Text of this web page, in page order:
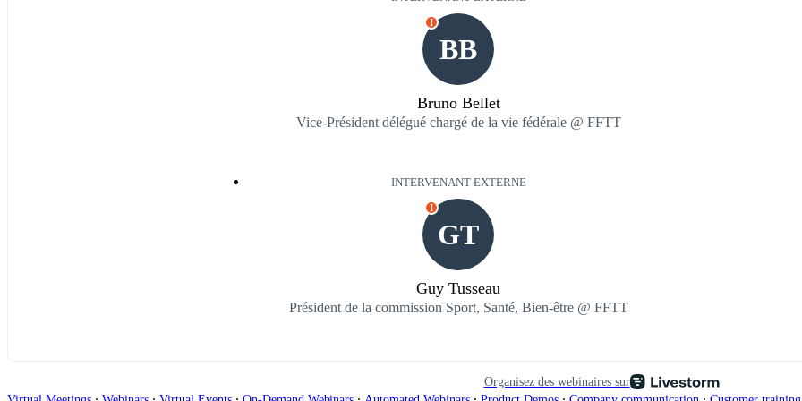
BB
I
Bruno Bellet
Vice-Président délégué chargé de la vie fédérale @ FFTT
INTERVENANT EXTERNE
GT
I
Guy Tusseau
Président de la commission Sport, Santé, Bien-être @ FFTT
Organisez des webinaires sur